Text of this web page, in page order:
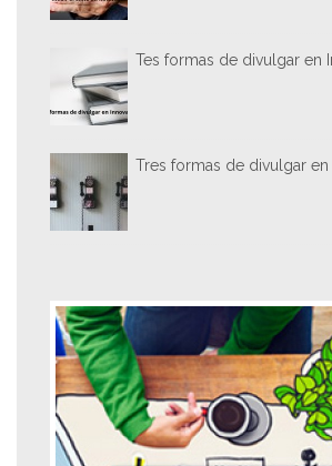
Tes formas de divulgar en
Tres formas de divulgar en